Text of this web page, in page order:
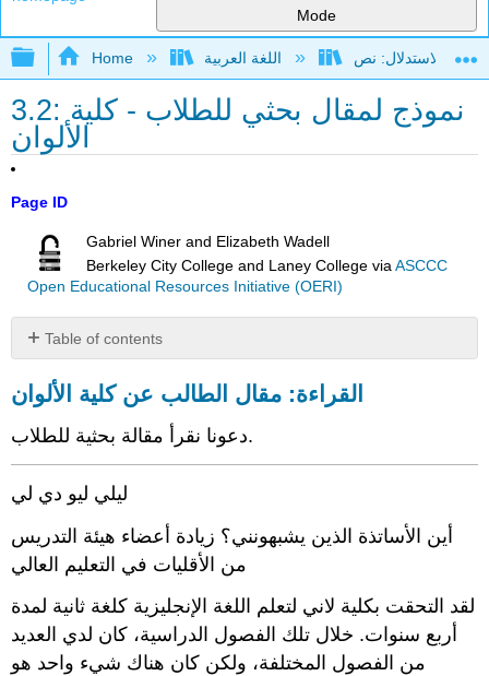
Mode
Expand/collapse global hierarchy
Home
3.2: نموذج لمقال بحثي للطلاب - كلية
الألوان
Page ID
Gabriel Winer and Elizabeth Wadell
Berkeley City College and Laney College viaASCCC
Open Educational Resources Initiative (OERI)
Table of contents
مقال
عن
الأعمال
المُستشهد
بها
التراخيص
والصفات
القراءة: مقال الطالب عن كلية الألوان
دعونا نقرأ مقالة بحثية للطلاب.
ليلي ليو دي لي
أين الأساتذة الذين يشبهونني؟ زيادة أعضاء هيئة التدريس
من الأقليات في التعليم العالي
لقد التحقت بكلية لاني لتعلم اللغة الإنجليزية كلغة ثانية لمدة
أربع سنوات. خلال تلك الفصول الدراسية، كان لدي العديد
من الفصول المختلفة، ولكن كان هناك شيء واحد هو